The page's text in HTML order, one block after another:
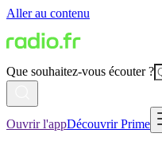
Aller au contenu
Que souhaitez-vous écouter ?
Ouvrir l'appDécouvrir Prime